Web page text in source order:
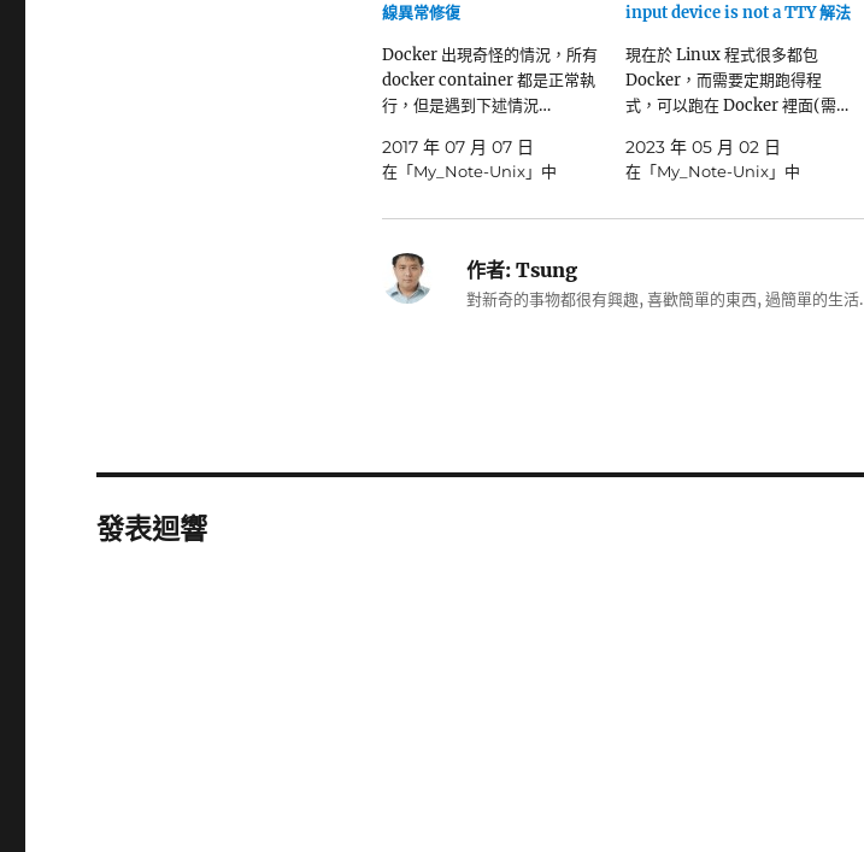
線異常修復
Docker 出現奇怪的情況，所有
docker container 都是正常執
行，但是遇到下述情況…
2017 年 07 月 07 日
在「My_Note-Unix」中
input device is not a TTY 解法
現在於 Linux 程式很多都包
Docker，而需要定期跑得程
式，可以跑在 Docker 裡面(需…
2023 年 05 月 02 日
在「My_Note-Unix」中
作者:Tsung
對新奇的事物都很有興趣, 喜歡簡單的東西, 過簡單的生活.
發表迴響